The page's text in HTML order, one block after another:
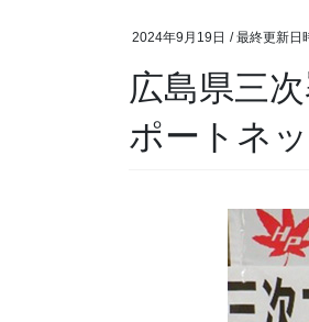
2024年9月19日 / 最終更新日
広島県三次署で管内コンビニと連携の地域安全サ
ポートネ